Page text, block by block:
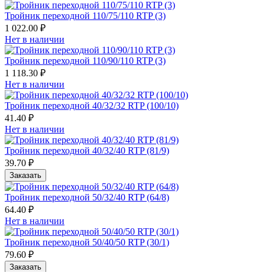
Тройник переходной 110/75/110 RTP (3)
1 022.00 ₽
Нет в наличии
Тройник переходной 110/90/110 RTP (3)
1 118.30 ₽
Нет в наличии
Тройник переходной 40/32/32 RTP (100/10)
41.40 ₽
Нет в наличии
Тройник переходной 40/32/40 RTP (81/9)
39.70 ₽
Заказать
Тройник переходной 50/32/40 RTP (64/8)
64.40 ₽
Нет в наличии
Тройник переходной 50/40/50 RTP (30/1)
79.60 ₽
Заказать